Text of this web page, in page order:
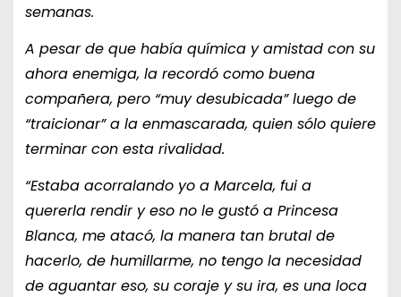
semanas.
A pesar de que había química y amistad con su
ahora enemiga, la recordó como buena
compañera, pero “muy desubicada” luego de
“traicionar” a la enmascarada, quien sólo quiere
terminar con esta rivalidad.
“Estaba acorralando yo a Marcela, fui a
quererla rendir y eso no le gustó a Princesa
Blanca, me atacó, la manera tan brutal de
hacerlo, de humillarme, no tengo la necesidad
de aguantar eso, su coraje y su ira, es una loca